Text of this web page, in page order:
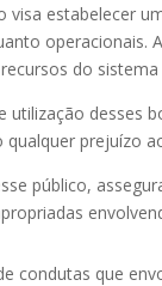
estabelecer
do
prejuízo
público,
condutas que